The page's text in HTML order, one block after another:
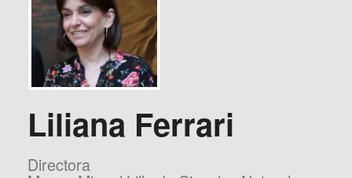
Liliana Ferrari
Directora